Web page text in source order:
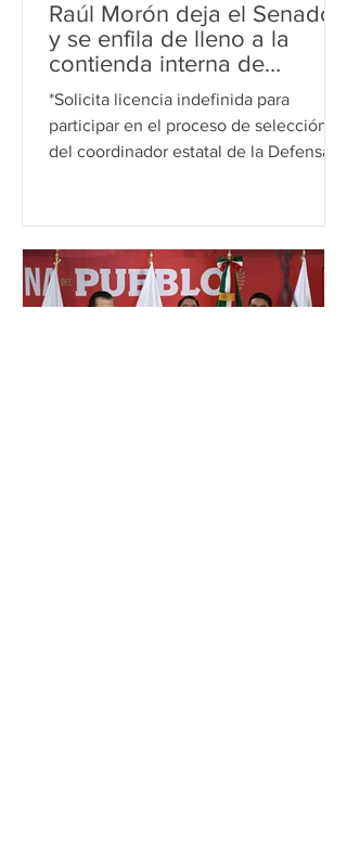
Raúl Morón deja el Senado
y se enfila de lleno a la
contienda interna de
Morena por Michoacán
*Solicita licencia indefinida para
participar en el proceso de selección
del coordinador estatal de la Defensa
17 de junio de 2026.- En una decisión
que busca marcar distancia de las
críticas por actos anticipados de
campaña y fortalecer su aspiración